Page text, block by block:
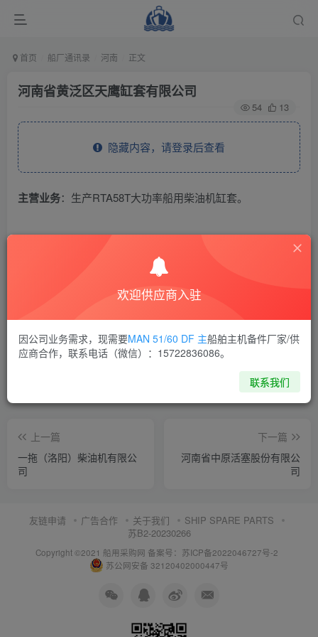
首页 船厂通讯录 河南 正文
河南省黄泛区天鹰缸套有限公司
54 13
隐藏内容，请登录后查看
主营业务：生产RTA58T大功率船用柴油机缸套。
THE END
喜欢就支持一下吧
上一篇
一拖（洛阳）柴油机有限公
司
下一篇
河南省中原活塞股份有限公
司
友链申请 广告合作 关于我们
SHIP SPARE PARTS
苏B2-20230266
Copyright ©2021 船用采购网 备案号：苏ICP备2022046727号-2
苏公网安备 32120402000447号
欢迎供应商入驻
因公司业务需求，现需要MAN 51/60 DF 主船舶主机备件厂家/供
应商合作，联系电话（微信）：15722836086。
联系我们